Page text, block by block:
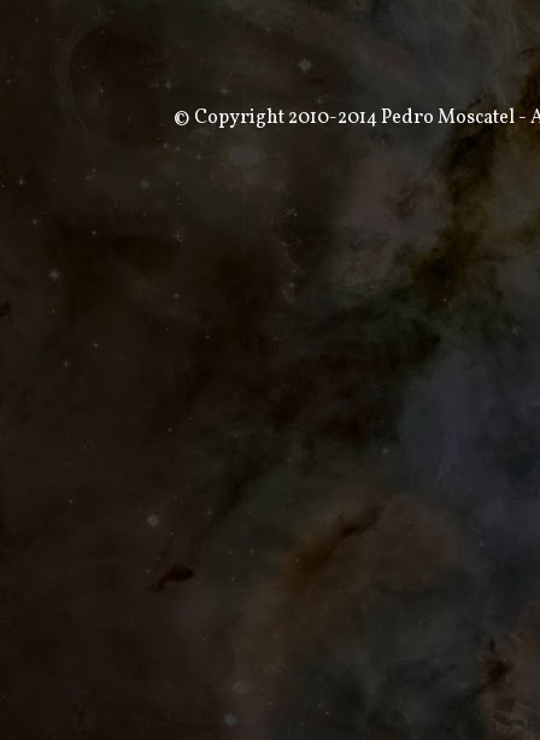
© Copyright 2010-2014 Pedro Moscatel -